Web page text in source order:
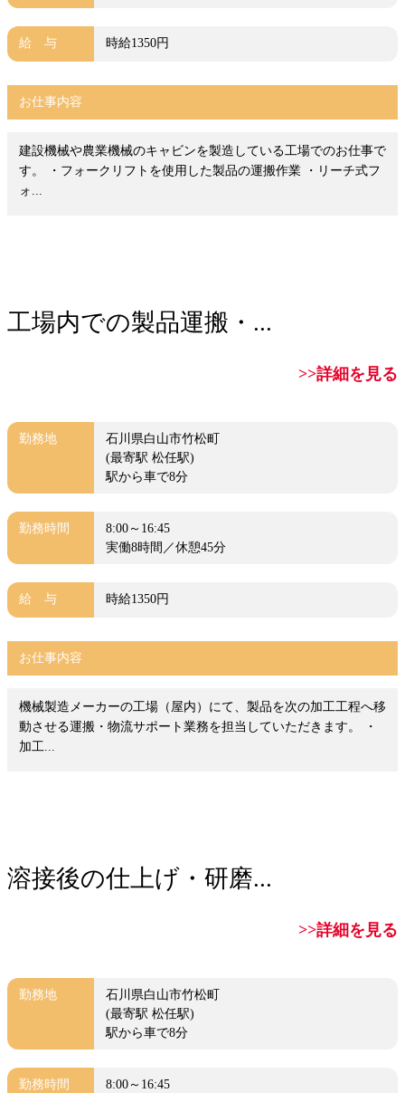
給 与 時給1350円
お仕事内容
建設機械や農業機械のキャビンを製造している工場でのお仕事で
す。 ・フォークリフトを使用した製品の運搬作業 ・リーチ式フ
ォ...
工場内での製品運搬・...
>>詳細を見る
勤務地
石川県白山市竹松町
(最寄駅 松任駅)
駅から車で8分
勤務時間
8:00～16:45
実働8時間／休憩45分
給 与 時給1350円
お仕事内容
機械製造メーカーの工場（屋内）にて、製品を次の加工工程へ移
動させる運搬・物流サポート業務を担当していただきます。 ・
加工...
溶接後の仕上げ・研磨...
>>詳細を見る
勤務地
石川県白山市竹松町
(最寄駅 松任駅)
駅から車で8分
勤務時間
8:00～16:45